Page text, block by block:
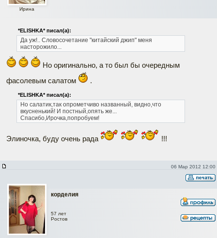
Ирина
*ELISHKA* писал(а):
Да уж!.. Словосочетание "китайский джип" меня
насторожило...
Но оригинально, а то был бы очередным
фасолевым салатом
.
*ELISHKA* писал(а):
Но салатик,так опрометчиво названный, видно,что
вкусненький! И постный,опять же...
Спасибо,Ирочка,попробуем!
Элиночка, буду очень рада !!!
06 Мар 2012 12:00
корделия
57 лет
Ростов